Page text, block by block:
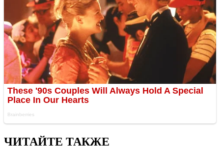
ЧИТАЙТЕ ТАКЖЕ